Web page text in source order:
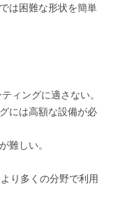
は困難な形状を簡単
ィングに適さない。
には高額な設備が必
難しい。
り多くの分野で利用